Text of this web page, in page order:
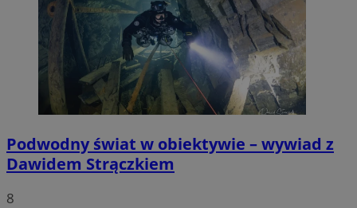
Podwodny świat w obiektywie – wywiad z
Dawidem Strączkiem
8